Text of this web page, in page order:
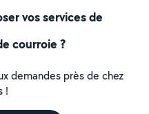
vos services de
courroie ?
demandes près de chez
!